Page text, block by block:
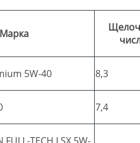
Марка
5W-40 8,3
7,4